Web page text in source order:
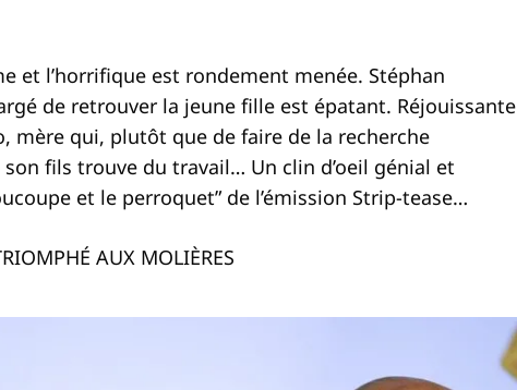
et l’horrifique est rondement menée. Stéphan
de retrouver la jeune fille est épatant. Réjouissante
mère qui, plutôt que de faire de la recherche
fils trouve du travail… Un clin d’oeil génial et
et le perroquet” de l’émission Strip-tease…
AUX MOLIÈRES